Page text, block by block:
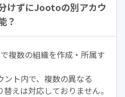
けずにJootoの別アカウ
？
複数の組織を作成・所属す
ント内で、複数の異なる
えは対応しておりません。